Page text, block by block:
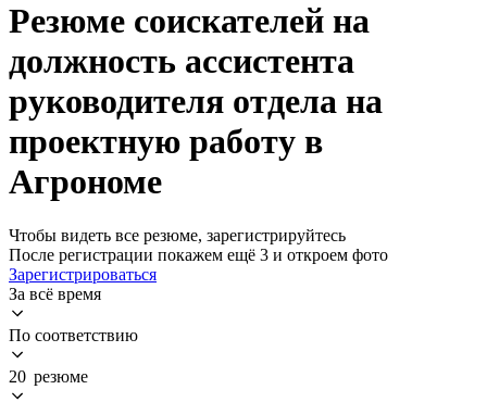
Резюме соискателей на
должность ассистента
руководителя отдела на
проектную работу в
Агрономе
Чтобы видеть все резюме, зарегистрируйтесь
После регистрации покажем ещё 3 и откроем фото
Зарегистрироваться
За всё время
По соответствию
20 резюме